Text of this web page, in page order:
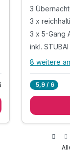
3
3 x
3 x 5-Gang
inkl.
Alle
3 x
1 x Dia-
8 weitere
5,9 / 6